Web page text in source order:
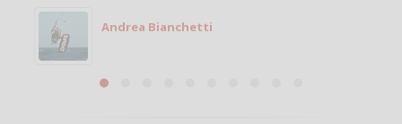
Michele
Michele Miglionico